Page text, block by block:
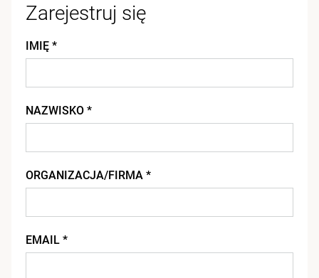
Zarejestruj się
IMIĘ *
NAZWISKO *
ORGANIZACJA/FIRMA *
EMAIL *